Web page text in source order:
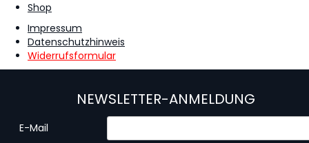
Shop
Impressum
Datenschutzhinweis
Widerrufsformular
NEWSLETTER-ANMELDUNG
E-Mail